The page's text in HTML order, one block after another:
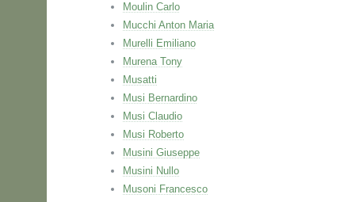
Moulin Carlo
Mucchi Anton Maria
Murelli Emiliano
Murena Tony
Musatti
Musi Bernardino
Musi Claudio
Musi Roberto
Musini Giuseppe
Musini Nullo
Musoni Francesco